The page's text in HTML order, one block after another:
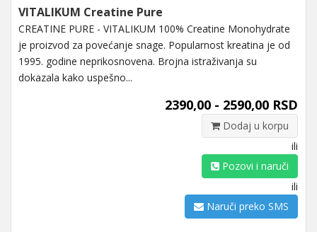
VITALIKUM Creatine Pure
CREATINE PURE - VITALIKUM 100% Creatine Monohydrate
je proizvod za povećanje snage. Popularnost kreatina je od
1995. godine neprikosnovena. Brojna istraživanja su
dokazala kako uspešno...
2390,00 - 2590,00 RSD
Dodaj u korpu
ili
Pozovi i naruči
ili
Naruči preko SMS